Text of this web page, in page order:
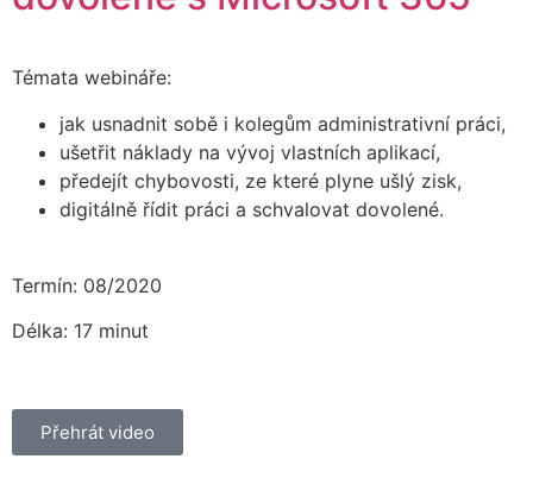
Témata webináře:
jak usnadnit sobě i kolegům administrativní práci,
ušetřit náklady na vývoj vlastních aplikací,
předejít chybovosti, ze které plyne ušlý zisk,
digitálně řídit práci a schvalovat dovolené.
Termín: 08/2020
Délka: 17 minut
Přehrát video